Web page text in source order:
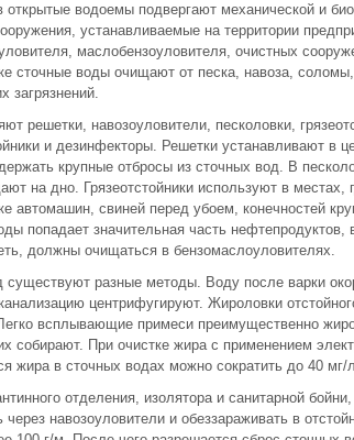
водоемы подвергают механической и
устанавливаемые на территории
маслобензоуловителя, очистных
сточные воды очищают от песка, навоза, соломы,
загрязнений.
решетки, навозоуловители, песколовки,
и дезинфекторы. Решетки устанавливают в
крупные отбросы из сточных вод. В
на дно. Грязеотстойники используют в местах,
автомашин, свиней перед убоем, конечностей
попадает значительная часть
должны очищаться в бензомаслоуловителях.
разные методы. Воду после варки
центрифугируют. Жироловки
всплывающие примеси преимущественно
собирают. При очистке жира с применением
жира в сточных водах можно сократить до 40 мг/
отделения, изолятора и санитарной
навозоуловители и обеззараживать в